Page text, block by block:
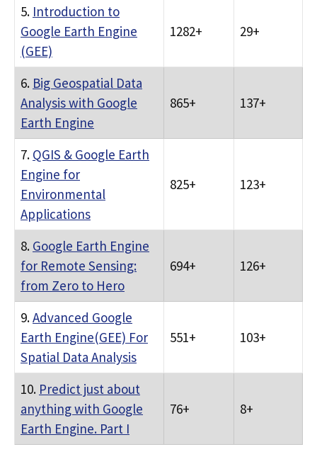
5. Introduction to
Google Earth Engine
(GEE)
1282+ 29+
6. Big Geospatial Data
Analysis with Google
Earth Engine
865+ 137+
7. QGIS & Google Earth
Engine for
Environmental
Applications
825+ 123+
8. Google Earth Engine
for Remote Sensing:
from Zero to Hero
694+ 126+
9.Advanced Google
Earth Engine(GEE) For
Spatial Data Analysis
551+ 103+
10. Predict just about
anything with Google
Earth Engine. Part I
76+ 8+